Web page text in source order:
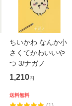
ちいかわ なんか小
さくてかわいいや
つ 3/ナガノ
1,210円
送料無料